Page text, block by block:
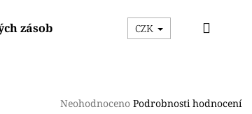
zásob Výhodný box Vykrajovátka
CZK Hledat
Průměrné
Neohodnoceno Podrobnosti hodnocení